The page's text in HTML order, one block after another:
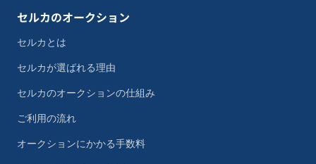
セルカのオークション
セルカとは
セルカが選ばれる理由
セルカのオークションの仕組み
ご利用の流れ
オークションにかかる手数料